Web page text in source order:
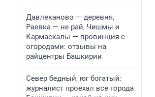
Давлеканово — деревня,
Раевка — не рай, Чишмы и
Кармаскалы — провинция с
огородами: отзывы на
райцентры Башкирии
Север бедный, юг богатый:
журналист проехал все города